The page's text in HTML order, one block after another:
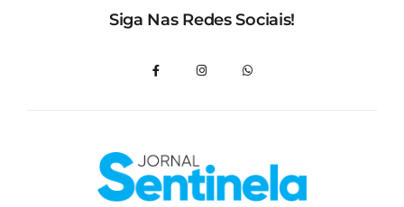
Siga Nas Redes Sociais!